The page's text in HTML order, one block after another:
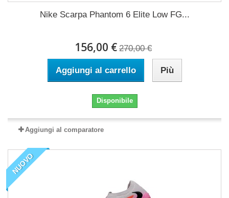
Nike Scarpa Phantom 6 Elite Low FG...
156,00 € 270,00 €
Aggiungi al carrello Più
Disponibile
Aggiungi al comparatore
NUOVO